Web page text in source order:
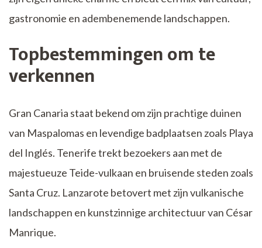
gastronomie en adembenemende landschappen.
Topbestemmingen om te
verkennen
Gran Canaria staat bekend om zijn prachtige duinen
van Maspalomas en levendige badplaatsen zoals Playa
del Inglés. Tenerife trekt bezoekers aan met de
majestueuze Teide-vulkaan en bruisende steden zoals
Santa Cruz. Lanzarote betovert met zijn vulkanische
landschappen en kunstzinnige architectuur van César
Manrique.